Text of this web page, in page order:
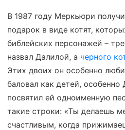
В 1987 году Меркьюри
подарок в виде котят,
библейских персонажей –
назвал Далилой, а черного
Этих двоих он особенно
баловал как детей,
посвятил ей одноименную
такие строки: «Ты делаешь
счастливым, когда